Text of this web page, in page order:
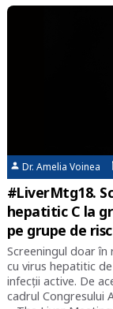
Dr. Amelia Voinea
#LiverMtg18.
hepatitic C la
pe grupe de risc
Screeningul doar în
cu virus hepatitic
infecții active. De
cadrul Congresului